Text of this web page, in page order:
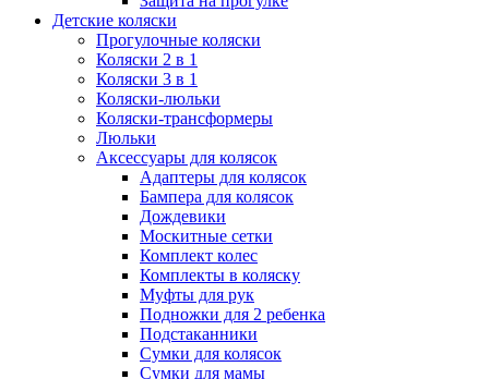
Детские коляски
Прогулочные коляски
Коляски 2 в 1
Коляски 3 в 1
Коляски-люльки
Коляски-трансформеры
Люльки
Аксессуары для колясок
Адаптеры для колясок
Бампера для колясок
Дождевики
Москитные сетки
Комплект колес
Комплекты в коляску
Муфты для рук
Подножки для 2 ребенка
Подстаканники
Сумки для колясок
Сумки для мамы